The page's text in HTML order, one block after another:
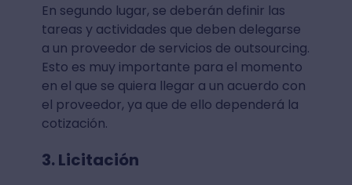
En segundo lugar, se deberán definir las
tareas y actividades que deben delegarse
a un proveedor de servicios de outsourcing.
Esto es muy importante para el momento
en el que se quiera llegar a un acuerdo con
el proveedor, ya que de ello dependerá la
cotización.
3. Licitación